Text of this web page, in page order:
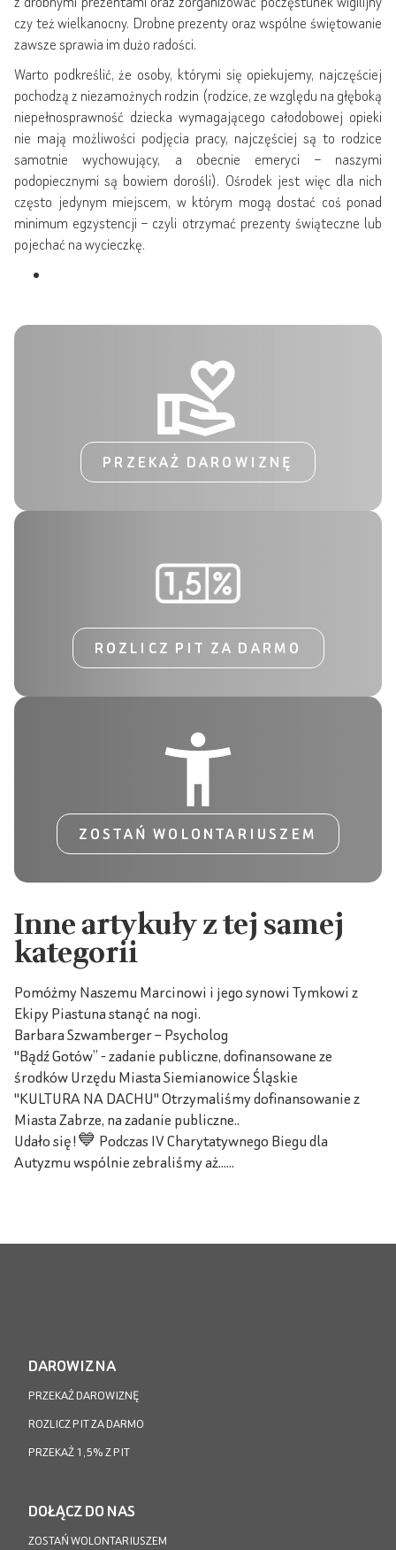
czy też wielkanocny. Drobne prezenty oraz wspólne świętowanie
zawsze sprawia im dużo radości.
Warto podkreślić, że osoby, którymi się opiekujemy, najczęściej
pochodzą z niezamożnych rodzin (rodzice, ze względu na głęboką
niepełnosprawność dziecka wymagającego całodobowej opieki
nie mają możliwości podjęcia pracy, najczęściej są to rodzice
samotnie wychowujący, a obecnie emeryci – naszymi
podopiecznymi są bowiem dorośli). Ośrodek jest więc dla nich
często jedynym miejscem, w którym mogą dostać coś ponad
minimum egzystencji – czyli otrzymać prezenty świąteczne lub
pojechać na wycieczkę.
PRZEKAŻ DAROWIZNĘ
ROZLICZ PIT ZA DARMO
ZOSTAŃ WOLONTARIUSZEM
Inne artykuły z tej samej
kategorii
Pomóżmy Naszemu Marcinowi i jego synowi Tymkowi z
Ekipy Piastuna stanąć na nogi.
Barbara Szwamberger – Psycholog
"Bądź Gotów” - zadanie publiczne, dofinansowane ze
środków Urzędu Miasta Siemianowice Śląskie
"KULTURA NA DACHU" Otrzymaliśmy dofinansowanie z
Miasta Zabrze, na zadanie publiczne..
Udało się!💙 Podczas IV Charytatywnego Biegu dla
Autyzmu wspólnie zebraliśmy aż......
DAROWIZNA
PRZEKAŻ DAROWIZNĘ
ROZLICZ PIT ZA DARMO
PRZEKAŻ 1,5% Z PIT
DOŁĄCZ DO NAS
ZOSTAŃ WOLONTARIUSZEM